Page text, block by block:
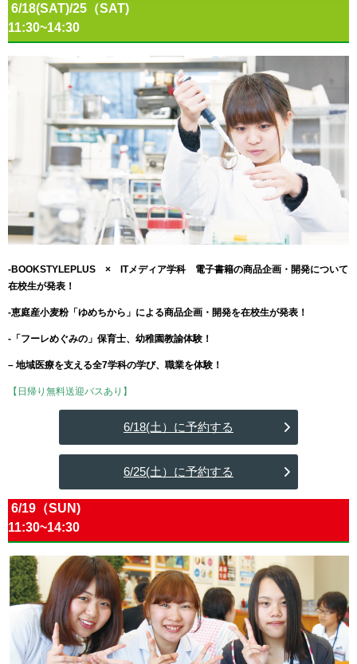
6/18(SAT)/25（SAT)
11:30~14:30
-BOOKSTYLEPLUS × ITメディア学科 電子書籍の商品企画・開発について
在校生が発表！
-恵庭産小麦粉「ゆめちから」による商品企画・開発を在校生が発表！
-「フーレめぐみの」保育士、幼稚園教諭体験！
– 地域医療を支える全7学科の学び、職業を体験！
【日帰り無料送迎バスあり】
6/18(土）に予約する
6/25(土）に予約する
6/19（SUN)
11:30~14:30